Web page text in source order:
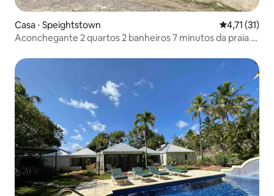
Casa ⋅ Speightstown 4,71 de uma
4,71 (31)
Aconchegante 2 quartos 2 banheiros 7 minutos da praia e